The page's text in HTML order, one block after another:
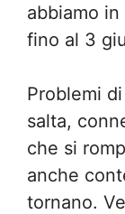
abbiamo in
fino al 3
Problemi
salta,
che si
anche
tornano.